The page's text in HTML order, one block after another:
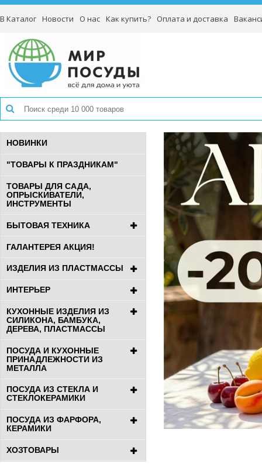
В Каталог Новости О нас Как купить? Оплата и доставка
НОВИНКИ
"ТОВАРЫ К ПРАЗДНИКАМ"
ТОВАРЫ ДЛЯ САДА,
ОПРЫСКИВАТЕЛИ,
ИНСТРУМЕНТЫ
БЫТОВАЯ ТЕХНИКА
ГАЛАНТЕРЕЯ АКЦИЯ!
ИЗДЕЛИЯ ИЗ ПЛАСТМАССЫ
ИНТЕРЬЕР
КУХОННЫЕ ИЗДЕЛИЯ ИЗ
СИЛИКОНА, БАМБУКА,
ДЕРЕВА, ПЛАСТМАССЫ
ПОСУДА И КУХОННЫЕ
ПРИНАДЛЕЖНОСТИ ИЗ
МЕТАЛЛА
ПОСУДА ИЗ СТЕКЛА И
СТЕКЛОКЕРАМИКИ
ПОСУДА ИЗ ФАРФОРА,
КЕРАМИКИ
ХОЗТОВАРЫ